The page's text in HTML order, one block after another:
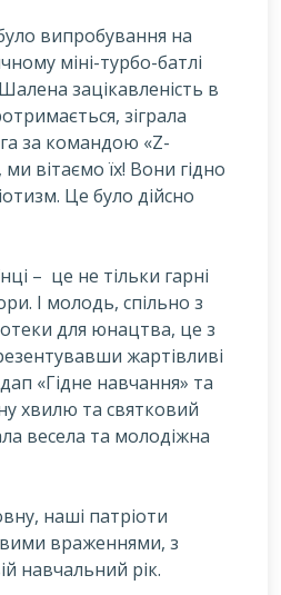
випробування на
міні-турбо-батлі
зацікавленість в
зіграла
за командою «Z-
вітаємо їх! Вони гідно
Це було дійсно
– це не тільки гарні
І молодь, спільно з
для юнацтва, це з
жартівливі
«Гідне навчання» та
хвилю та святковий
весела та молодіжна
наші патріоти
враженнями, з
навчальний рік.